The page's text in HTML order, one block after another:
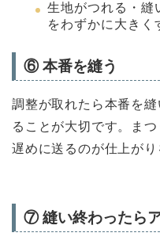
生地がつれる・
をわずかに大きく
⑥ 本番を縫う
調整が取れたら本番を
ることが大切です。ま
遅めに送るのが仕上がり
⑦ 縫い終わったら